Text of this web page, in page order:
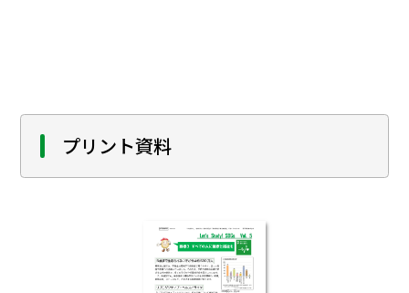
プリント資料